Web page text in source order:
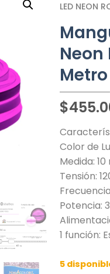
LED NEON
Neon
$
Color de
Medida:
Tensión:
Potencia:
1 función:
5